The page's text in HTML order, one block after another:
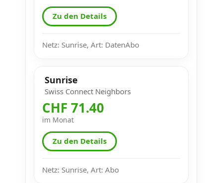
Zu den Details
Netz: Sunrise, Art: DatenAbo
Sunrise
Swiss Connect Neighbors
CHF 71.40
im Monat
Zu den Details
Netz: Sunrise, Art: Abo